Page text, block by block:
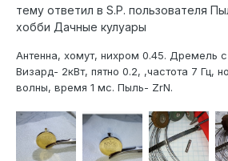
тему ответил в S.P. пользователя
хобби Дачные кулуары
Антенна, хомут, нихром 0.45. Дремель
Визард- 2кВт, пятно 0.2, ,частота 7 Гц,
волны, время 1 мс. Пыль- ZrN.